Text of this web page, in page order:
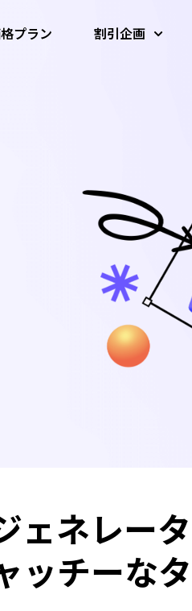
AI背景リムーバー
すべてのAI画像ツールを見る
すべてのAI動画ツールを見る
音声抽出
すべてのAI音声ツールを見る
プラン 割引企画
ェネレー
ッチーな